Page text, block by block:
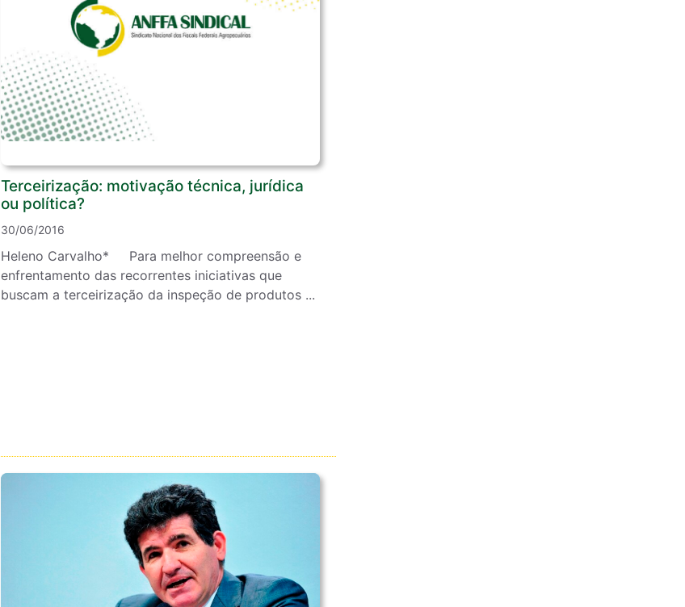
Terceirização: motivação técnica, jurídica
ou política?
30/06/2016
Heleno Carvalho* Para melhor compreensão e
enfrentamento das recorrentes iniciativas que
buscam a terceirização da inspeção de produtos ...